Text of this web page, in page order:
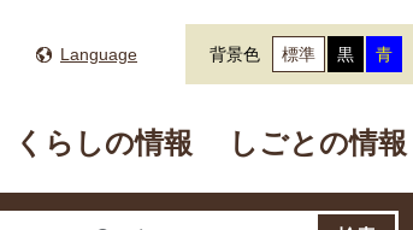
Language 背景色 標準 黒 青
くらしの情報 しごとの情報